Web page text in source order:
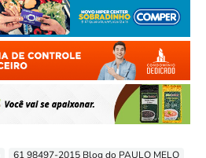
61 98497-2015 Blog do PAULO MELO